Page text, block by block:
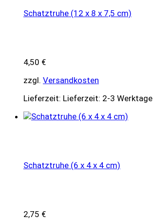
Schatztruhe (12 x 8 x 7,5 cm)
4,50 €
zzgl. Versandkosten
Lieferzeit: Lieferzeit: 2-3 Werktage
Schatztruhe (6 x 4 x 4 cm)
2,75 €